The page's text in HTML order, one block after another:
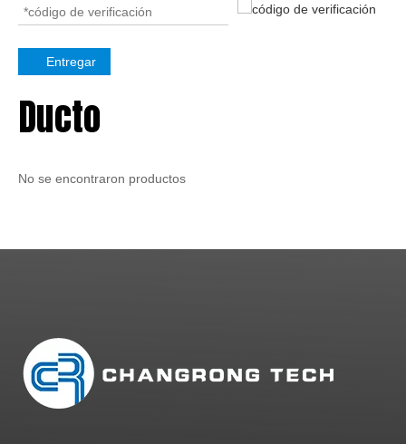
Entregar
Ducto
No se encontraron productos